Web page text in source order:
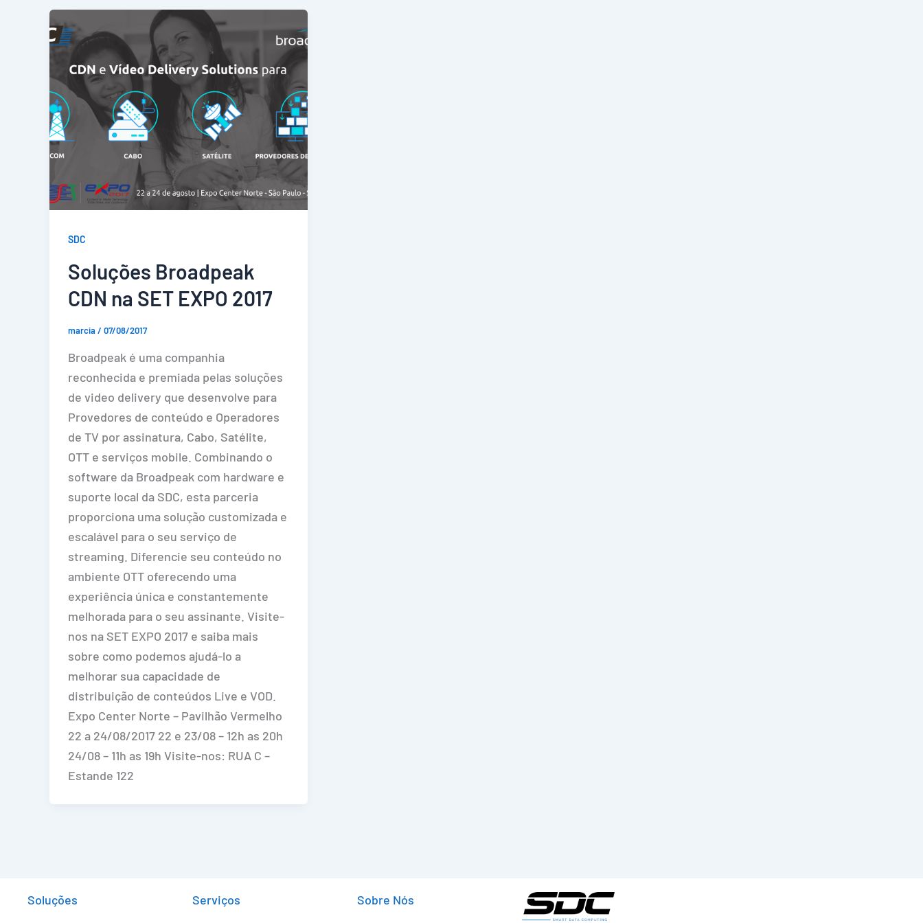
SDC
Soluções Broadpeak
CDN na SET EXPO 2017
marcia / 07/08/2017
Broadpeak é uma companhia
reconhecida e premiada pelas soluções
de video delivery que desenvolve para
Provedores de conteúdo e Operadores
de TV por assinatura, Cabo, Satélite,
OTT e serviços mobile. Combinando o
software da Broadpeak com hardware e
suporte local da SDC, esta parceria
proporciona uma solução customizada e
escalável para o seu serviço de
streaming. Diferencie seu conteúdo no
ambiente OTT oferecendo uma
experiência única e constantemente
melhorada para o seu assinante. Visite-
nos na SET EXPO 2017 e saiba mais
sobre como podemos ajudá-lo a
melhorar sua capacidade de
distribuição de conteúdos Live e VOD.
Expo Center Norte – Pavilhão Vermelho
22 a 24/08/2017 22 e 23/08 – 12h as 20h
24/08 – 11h as 19h Visite-nos: RUA C –
Estande 122
Soluções Serviços Sobre Nós